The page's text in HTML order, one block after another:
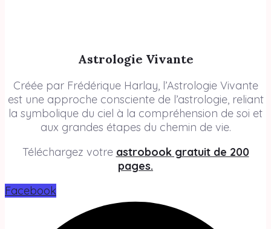
Astrologie Vivante
Créée par Frédérique Harlay, l’Astrologie Vivante
est une approche consciente de l’astrologie, reliant
la symbolique du ciel à la compréhension de soi et
aux grandes étapes du chemin de vie.
Téléchargez votre astrobook gratuit de 200
pages.
Facebook